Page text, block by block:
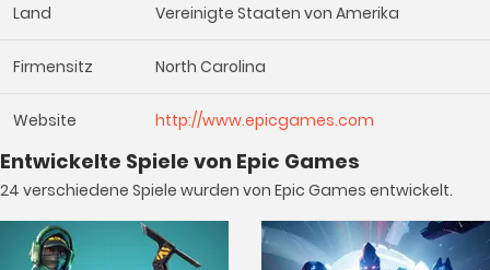
Land Vereinigte Staaten von Amerika
Firmensitz North Carolina
Website http://www.epicgames.com
Entwickelte Spiele von Epic Games
24 verschiedene Spiele wurden von Epic Games entwickelt.